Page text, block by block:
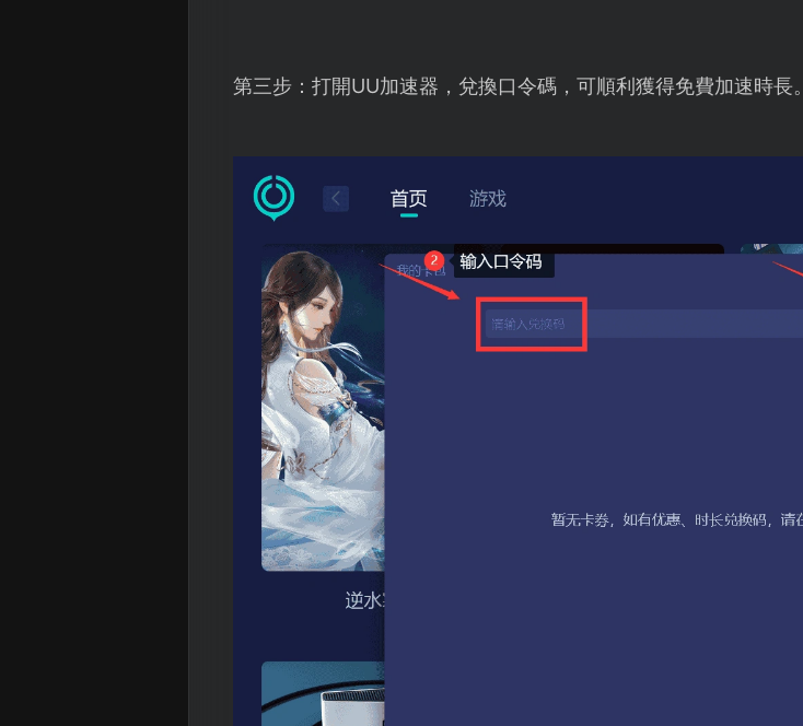
第三步：打開UU加速器，兌換口令碼，可順利獲得免費加速時長。